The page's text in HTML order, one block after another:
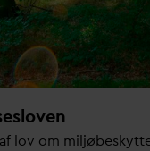
lov om